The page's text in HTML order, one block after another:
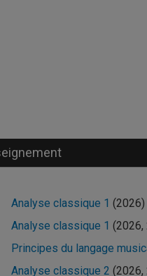
Analyse classique 1 (2026)
Analyse classique 1 (2026,
Principes du langage
Analyse classique 2 (2026,